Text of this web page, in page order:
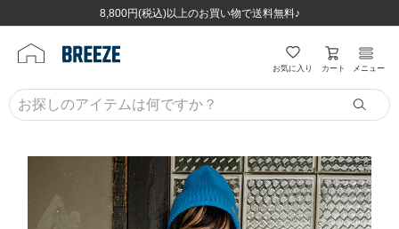
8,800円(税込)以上のお買い物で送料無料♪
ほぼ全品半額！！8/12(水)お昼12:59まで！！
8,800円(税込)以上のお買い物で送料無料♪
ほぼ全品半額！！8/12(水)お昼12:59まで！！
お気に入り カート メニュー